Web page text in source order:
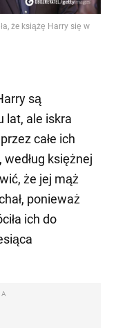
że książę Harry się w
są
lat, ale iskra
całe ich
księżnej
że jej mąż
ponieważ
ich do